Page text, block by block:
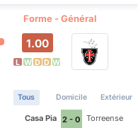
Forme - Général
1.00
L W D D W
Tous Domicile Extérieur
Casa Pia 2 - 0
Torreense